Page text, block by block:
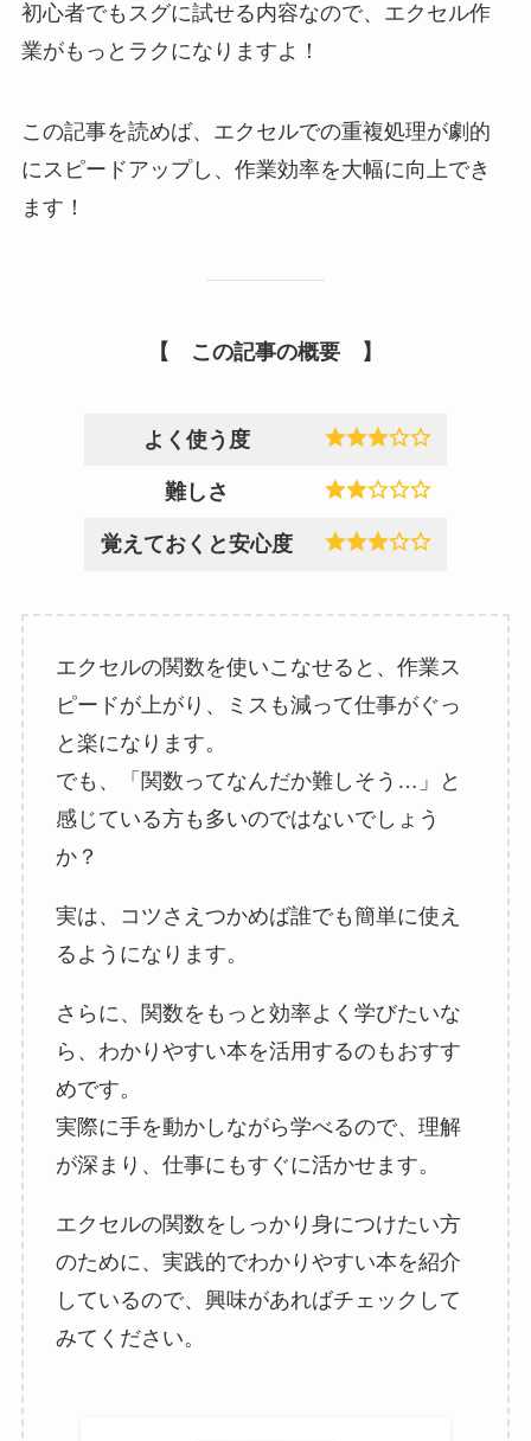
初心者でもスグに試せる内容なので、エクセル作
業がもっとラクになりますよ！
この記事を読めば、エクセルでの重複処理が劇的
にスピードアップし、作業効率を大幅に向上でき
ます！
【 この記事の概要 】
よく使う度
難しさ
覚えておくと安心度
エクセルの関数を使いこなせると、作業ス
ピードが上がり、ミスも減って仕事がぐっ
と楽になります。
でも、「関数ってなんだか難しそう…」と
感じている方も多いのではないでしょう
か？
実は、コツさえつかめば誰でも簡単に使え
るようになります。
さらに、関数をもっと効率よく学びたいな
ら、わかりやすい本を活用するのもおすす
めです。
実際に手を動かしながら学べるので、理解
が深まり、仕事にもすぐに活かせます。
エクセルの関数をしっかり身につけたい方
のために、実践的でわかりやすい本を紹介
しているので、興味があればチェックして
みてください。